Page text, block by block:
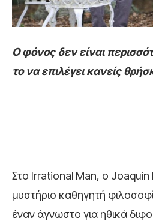
Ο φόνος δεν είναι
το να επιλέγει κανείς
Στο Irrational Man, ο Joaquin
μυστήριο καθηγητή
έναν άγνωστο για ηθικά